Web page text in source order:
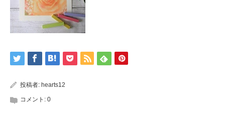
投稿者: hearts12
コメント: 0